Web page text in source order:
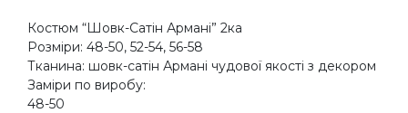
Костюм “Шовк-Сатін Армані” 2ка
Розміри: 48-50, 52-54, 56-58
Тканина: шовк-сатін Армані чудової якості з декором
Заміри по виробу:
48-50